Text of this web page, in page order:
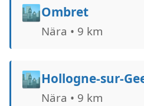
🏙️Ombret
Nära • 9 km
🏙️Hollogne-sur-
Nära • 9 km